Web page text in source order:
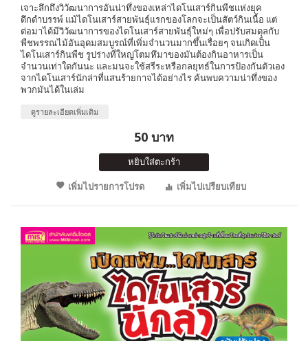
เจาะลึกถึงวิวัฒนาการอันน่าทึ่งของเหล่าไดโนเสาร์กินพืชแห่งยุค
ดึกดำบรรพ์ แม้ไดโนเสาร์สายพันธุ์แรกของโลกจะเป็นสัตว์กินเนื้อ แต่
ต่อมาได้มีวิวัฒนาการของไดโนเสาร์สายพันธุ์ใหม่ๆ เพื่อปรับสมดุลกับ
พืชพรรณไม้อันอุดมสมบูรณ์ที่เพิ่มจำนวนมากขึ้นเรื่อยๆ จนเกิดเป็น
ไดโนเสาร์กินพืช รูปร่างที่ใหญ่โตมหึมาของมันต้องกินอาหารเป็น
จำนวนเท่าใดกันนะ และมนจะใช้สรีระหรือกลยุทธ์ในการป้องกันตัวเอง
จากไดโนเสาร์นักล่าที่แสนร้ายกาจได้อย่างไร ค้นพบความน่าทึ่งของ
พวกมันได้ในเล่ม
ดูรายละเอียดเพิ่มเติม
50 บาท
หยิบใส่ตะกร้า
เพิ่มไปรายการโปรด
เพิ่มไปเปรียบเทียบ